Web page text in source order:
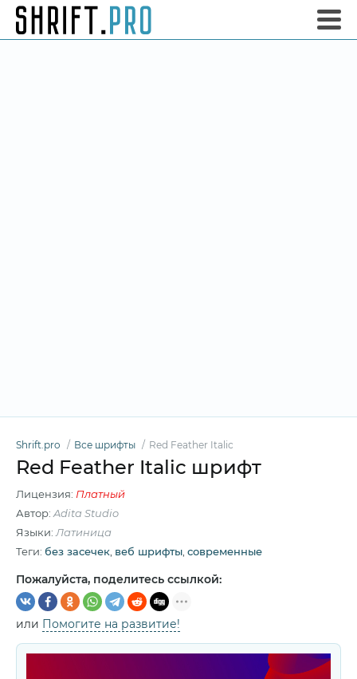
Shrift.pro Все шрифты Red Feather Italic
Red Feather Italic шрифт
Лицензия: Платный
Автор: Adita Studio
Языки: Латиница
Теги: без засечек веб шрифты современные
Пожалуйста, поделитесь ссылкой:
или Помогите на развитие!